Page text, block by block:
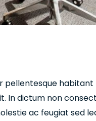
pellentesque habitant
In dictum non
ac feugiat sed